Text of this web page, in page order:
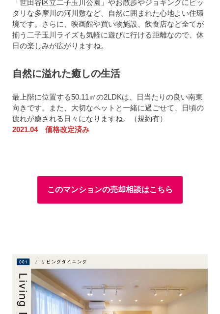
「世田谷区立二子玉川公園」やお散歩やジョギングにピッ
タリな多摩川の河川敷など、自然に囲まれた心地よい住環
境です。さらに、映画館や買い物施設、飲食店など全てが
揃う二子玉川ライズも気軽に遊びに行ける距離なので、休
日の楽しみが広がりますね。
自然に溢れた癒しの生活
最上階に位置する50.11㎡の2LDKは、日当たりの良い南東
向きです。また、大切なペットと一緒に過ごせて、日頃の
疲れが癒される日々になりますね。（規約有）
2021.04 価格改定済み
このマンションの売却相談はこちら